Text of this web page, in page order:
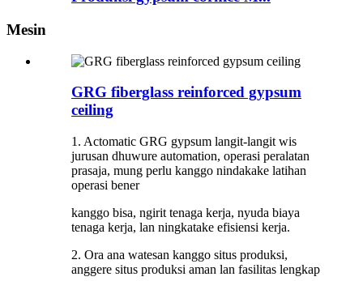
Mesin
GRG fiberglass reinforced gypsum
ceiling
1. Actomatic GRG gypsum langit-langit wis
jurusan dhuwure automation, operasi peralatan
prasaja, mung perlu kanggo nindakake latihan
operasi bener
kanggo bisa, ngirit tenaga kerja, nyuda biaya
tenaga kerja, lan ningkatake efisiensi kerja.
2. Ora ana watesan kanggo situs produksi,
anggere situs produksi aman lan fasilitas lengkap